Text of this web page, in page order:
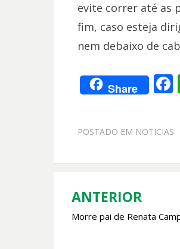
evite correr até as
fim, caso esteja
nem debaixo de
Share
b
POSTADO EM NOTICIAS
Navegação
de
ANTERIOR
Morre pai de Renata